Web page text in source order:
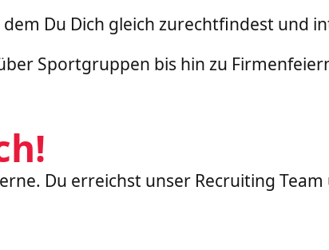
Du Dich gleich zurechtfindest und
Sportgruppen bis hin zu
Du erreichst unser Recruiting Team